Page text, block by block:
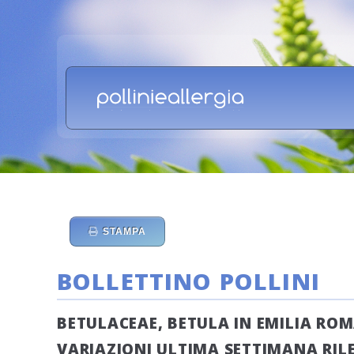
STAMPA
BOLLETTINO POLLINI
BETULACEAE, BETULA IN EMILIA
VARIAZIONI ULTIMA SETTIMANA